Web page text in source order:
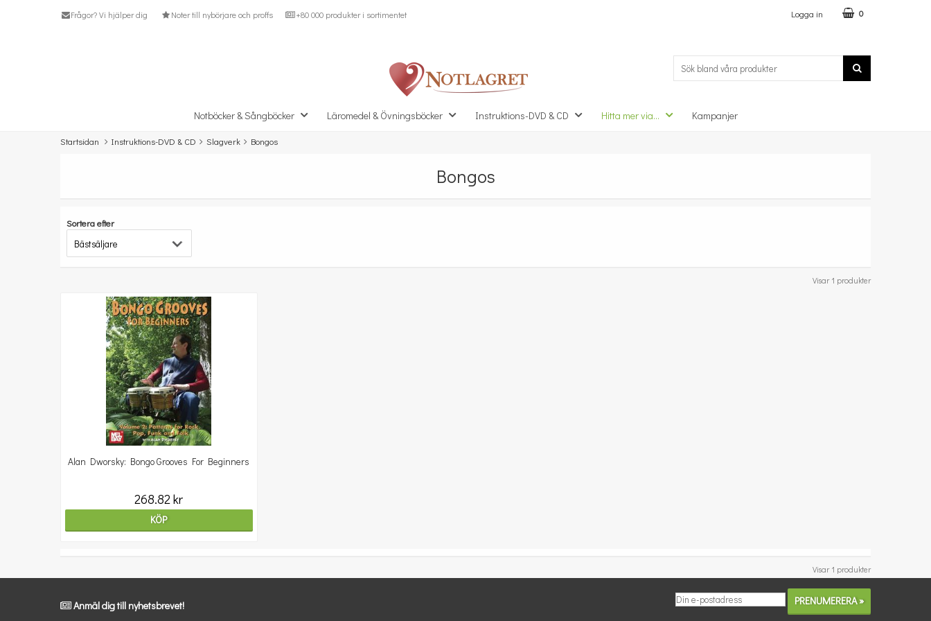
Frågor? Vi hjälper dig Noter till nybörjare och proffs +80 000 produkter i sortimentet Logga in 0
Notböcker & Sångböcker Läromedel & Övningsböcker Instruktions-DVD & CD Hitta mer via... Kampanjer
Startsidan Instruktions-DVD & CD Slagverk Bongos
Bongos
Sortera efter
Visar 1 produkter
Alan Dworsky: Bongo Grooves For Beginners
268.82 kr
KÖP
Visar 1 produkter
Anmäl dig till nyhetsbrevet!